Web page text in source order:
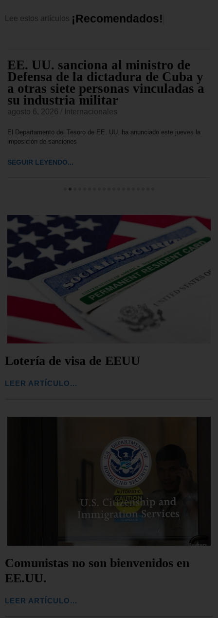
Lee estos artículos ¡Recomendados!
EE. UU. sanciona al ministro de
Defensa de la dictadura de Cuba y
a otras siete personas vinculadas a
su industria militar
agosto 6, 2026 Internacionales
El Departamento del Tesoro de EE. UU. ha anunciado este jueves la
imposición de sanciones
SEGUIR LEYENDO...
Lotería de visa de EEUU
LEER ARTÍCULO...
Comunistas no son bienvenidos en
EE.UU.
LEER ARTÍCULO...